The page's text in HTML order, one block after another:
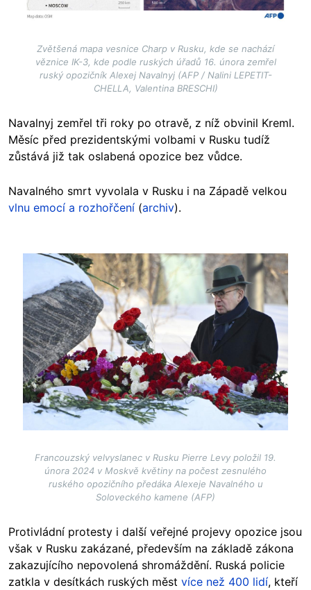
Zvětšená mapa vesnice Charp v Rusku, kde se nachází
věznice IK-3, kde podle ruských úřadů 16. února zemřel
ruský opozičník Alexej Navalnyj (AFP / Nalini LEPETIT-
CHELLA, Valentina BRESCHI)
Navalnyj zemřel tři roky po otravě, z níž obvinil Kreml.
Měsíc před prezidentskými volbami v Rusku tudíž
zůstává již tak oslabená opozice bez vůdce.
Navalného smrt vyvolala v Rusku i na Západě velkou
vlnu emocí a rozhořčení (archiv).
Francouzský velvyslanec v Rusku Pierre Levy položil 19.
února 2024 v Moskvě květiny na počest zesnulého
ruského opozičního předáka Alexeje Navalného u
Soloveckého kamene (AFP)
Protivládní protesty i další veřejné projevy opozice jsou
však v Rusku zakázané, především na základě zákona
zakazujícího nepovolená shromáždění. Ruská policie
zatkla v desítkách ruských měst více než 400 lidí, kteří